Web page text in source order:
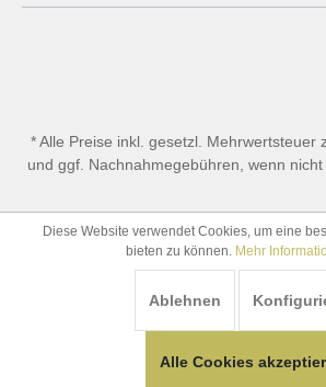
* Alle Preise inkl. gesetzl. Mehrwertsteuer
und ggf. Nachnahmegebühren, wenn nicht
Diese Website verwendet Cookies, um eine
bieten zu können. Mehr
Ablehnen
Alle Cookies